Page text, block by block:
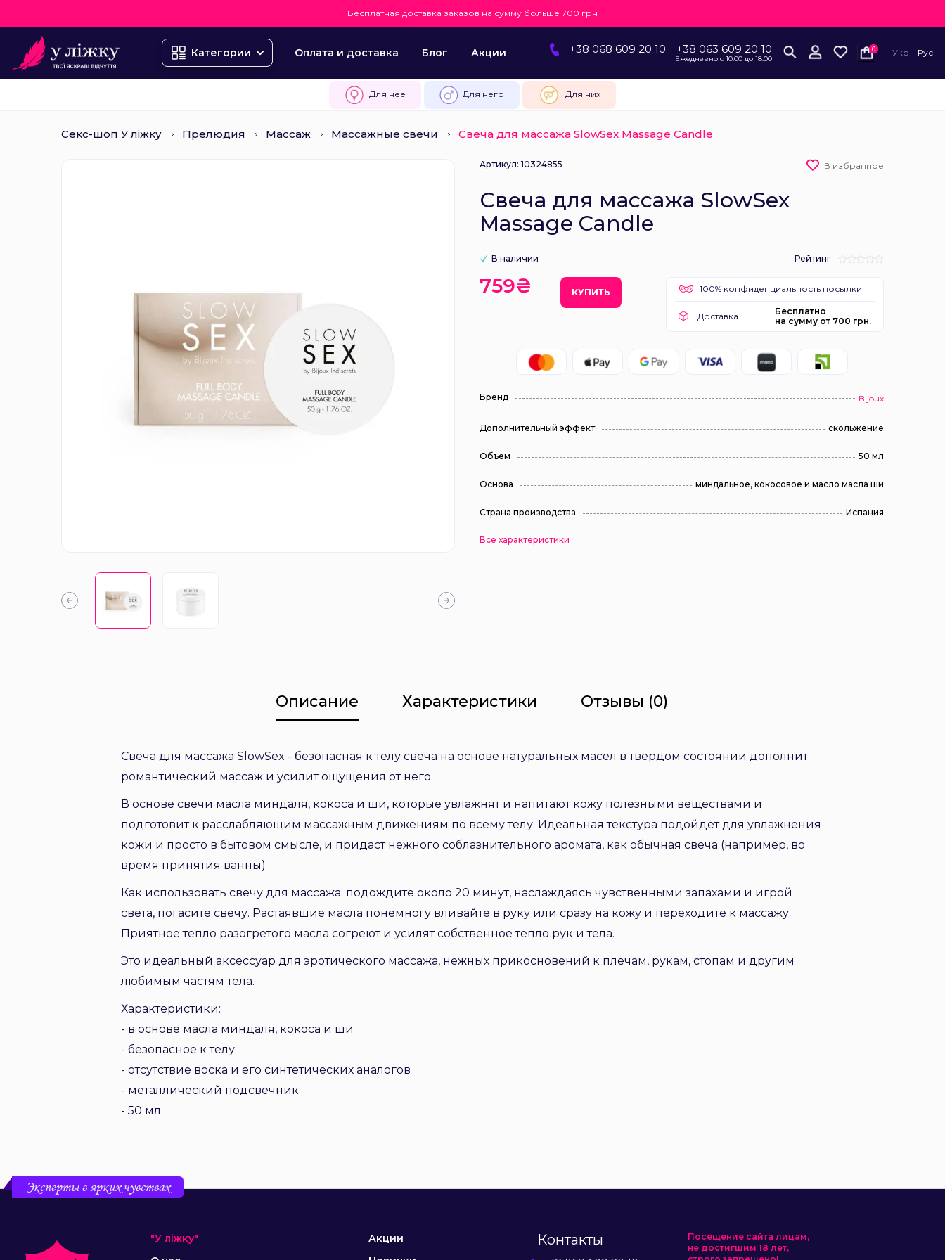
Бесплатная доставка заказов на сумму больше 700 грн
Категории Оплата и доставка Блог Акции +38 068 609 20 10 +38 063 609 20 10
Ежедневно с 10:00 до 18:00
0 Укр Рус
Для нее Для него Для них
Секс-шоп У ліжку Прелюдия Массаж Массажные свечи Свеча для массажа SlowSex Massage Candle
Артикул: 10324855 В избранное
Свеча для массажа SlowSex
Massage Candle
В наличии Рейтинг
759₴ КУПИТЬ 100% конфиденциальность посылки
Доставка
Бесплатно
на сумму от 700 грн.
Бренд Bijoux
Дополнительный эффект скольжение
Объем 50 мл
Основа миндальное, кокосовое и масло масла ши
Страна производства Испания
Все характеристики
Описание Характеристики Отзывы (0)
Свеча для массажа SlowSex - безопасная к телу свеча на основе натуральных масел в твердом состоянии дополнит
романтический массаж и усилит ощущения от него.
В основе свечи масла миндаля, кокоса и ши, которые увлажнят и напитают кожу полезными веществами и
подготовит к расслабляющим массажным движениям по всему телу. Идеальная текстура подойдет для увлажнения
кожи и просто в бытовом смысле, и придаст нежного соблазнительного аромата, как обычная свеча (например, во
время принятия ванны)
Как использовать свечу для массажа: подождите около 20 минут, наслаждаясь чувственными запахами и игрой
света, погасите свечу. Растаявшие масла понемногу вливайте в руку или сразу на кожу и переходите к массажу.
Приятное тепло разогретого масла согреют и усилят собственное тепло рук и тела.
Это идеальный аксессуар для эротического массажа, нежных прикосновений к плечам, рукам, стопам и другим
любимым частям тела.
Характеристики:
- в основе масла миндаля, кокоса и ши
- безопасное к телу
- отсутствие воска и его синтетических аналогов
- металлический подсвечник
- 50 мл
Эксперты в ярких чувствах
"У ліжку"
Акции
Контакты
Посещение сайта лицам,
не достигшим 18 лет,